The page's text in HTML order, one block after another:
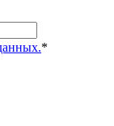
*